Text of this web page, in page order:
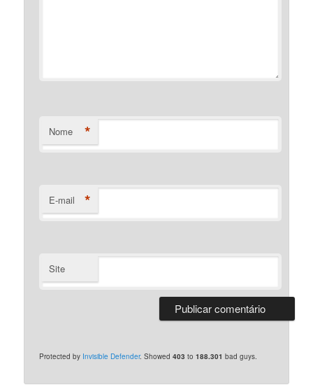
Nome *
E-mail *
Site
Protected by Invisible Defender. Showed403 to188.301 bad guys.